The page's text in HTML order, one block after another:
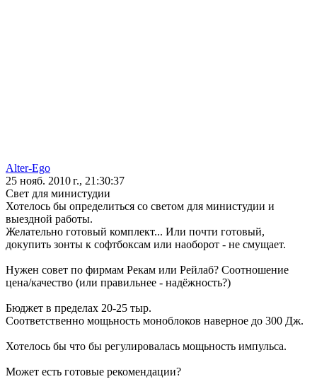
Alter-Ego
25 нояб. 2010 г., 21:30:37
Свет для министудии
Хотелось бы определиться со светом для министудии и
выездной работы.
Желательно готовый комплект... Или почти готовый,
докупить зонты к софтбоксам или наоборот - не смущает.
Нужен совет по фирмам Рекам или Рейлаб? Соотношение
цена/качество (или правильнее - надёжность?)
Бюджет в пределах 20-25 тыр.
Соответственно мощьность моноблоков наверное до 300 Дж.
Хотелось бы что бы регулировалась мощьность импульса.
Может есть готовые рекомендации?